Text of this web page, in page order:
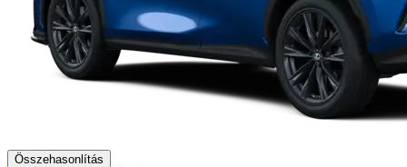
Összehasonlítás